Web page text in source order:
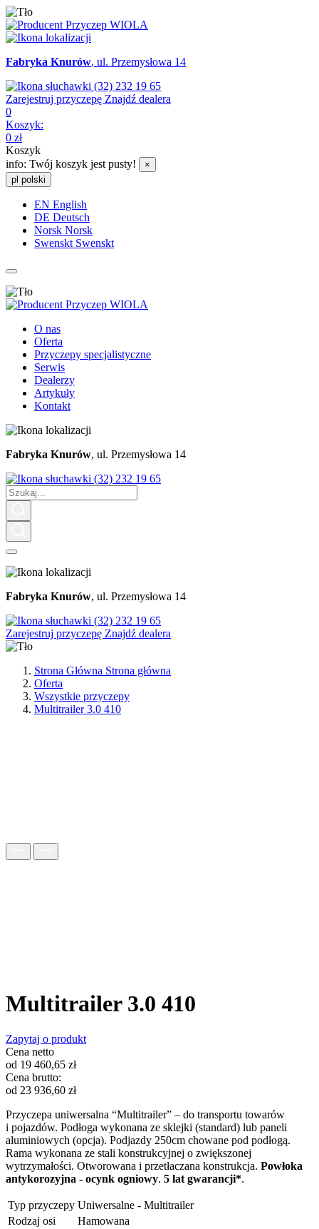
Fabryka Knurów, ul. Przemysłowa 14
(32) 232 19 65
Zarejestruj przyczepę Znajdź dealera
0
Koszyk:
0 zł
Koszyk
info: Twój koszyk jest pusty!
×
pl polski
EN English
DE Deutsch
Norsk Norsk
Swenskt Swenskt
O nas
Oferta
Przyczepy specjalistyczne
Serwis
Dealerzy
Artykuły
Kontakt
Fabryka Knurów, ul. Przemysłowa 14
(32) 232 19 65
Fabryka Knurów, ul. Przemysłowa 14
(32) 232 19 65
Zarejestruj przyczepę Znajdź dealera
Strona Główna Strona główna
Oferta
Wszystkie przyczepy
Multitrailer 3.0 410
Multitrailer 3.0 410
Zapytaj o produkt
Cena netto
od 19 460,65 zł
Cena brutto:
od 23 936,60 zł
Przyczepa uniwersalna “Multitrailer” – do transportu towarów
i pojazdów. Podłoga wykonana ze sklejki (standard) lub paneli
aluminiowych (opcja). Podjazdy 250cm chowane pod podłogą.
Rama wykonana ze stali konstrukcyjnej o zwiększonej
wytrzymałości. Otworowana i przetłaczana konstrukcja. Powłoka
antykorozyjna - ocynk ogniowy. 5 lat gwarancji*.
Typ przyczepy Uniwersalne - Multitrailer
Rodzaj osi
Hamowana